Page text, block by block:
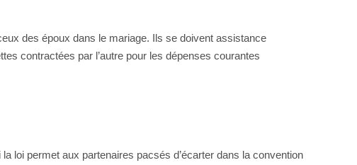
des époux dans le mariage. Ils se doivent assistance
contractées par l’autre pour les dépenses courantes
loi permet aux partenaires pacsés d’écarter dans la convention